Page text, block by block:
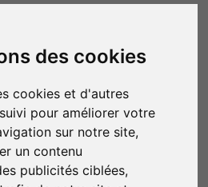
des cookies
cookies et d'autres
pour améliorer votre
sur notre site,
un contenu
publicités ciblées,